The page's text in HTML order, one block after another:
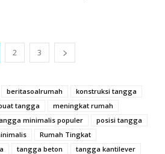
2 3
beritasoalrumah
konstruksi tangga
tangga
meningkat rumah
minimalis populer
posisi tangga
Rumah Tingkat
tangga beton
tangga kantilever